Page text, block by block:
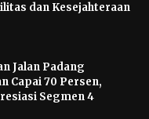
dan Kesejahteraan
Jalan Padang
Capai 70 Persen,
Segmen 4